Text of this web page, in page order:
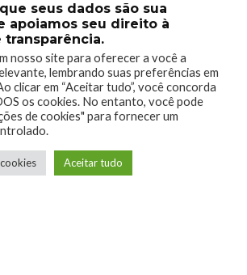
seus dados são sua
apoiamos seu direito à
nosso site para oferecer a você a
lembrando suas preferências em
clicar em “Aceitar tudo”, você concorda
os cookies. No entanto, você pode
de cookies" para fornecer um
Aceitar tudo